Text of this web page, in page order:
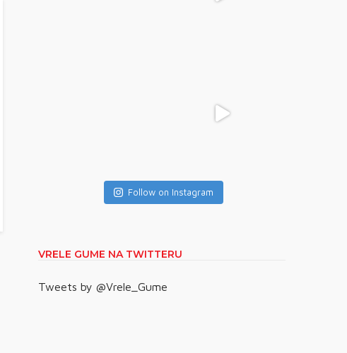
Follow on Instagram
VRELE GUME NA TWITTERU
Tweets by @Vrele_Gume